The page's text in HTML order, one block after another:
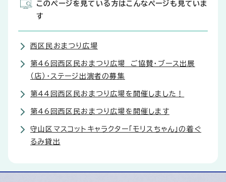
このページを見ている方はこんなページも見ていま
す
西区民おまつり広場
第46回西区民おまつり広場 ご協賛・ブース出展
（店）・ステージ出演者の募集
第44回西区民おまつり広場を開催しました！
第46回西区民おまつり広場を開催します
守山区マスコットキャラクター「モリスちゃん」の着ぐ
るみ貸出